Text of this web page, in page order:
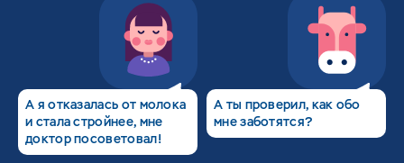
A я отказалась от молока
и стала стройнее, мне
доктор посоветовал!
А ты проверил, как обо
мне заботятся?